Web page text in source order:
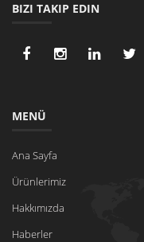
BIZI TAKIP EDIN
MENÜ
Ana Sayfa
Ürünlerimiz
Hakkımızda
Haberler